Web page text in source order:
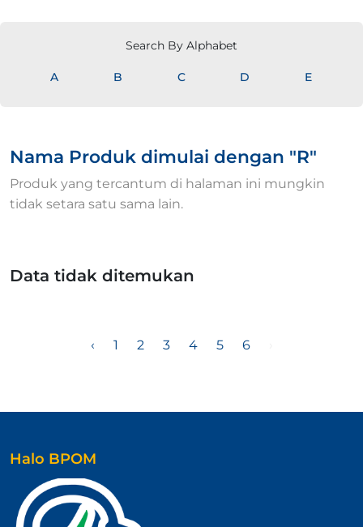
Search By Alphabet
A B C D E
Nama Produk dimulai dengan "R"
Produk yang tercantum di halaman ini mungkin
tidak setara satu sama lain.
Data tidak ditemukan
‹ 1 2 3 4 5 6
Halo BPOM